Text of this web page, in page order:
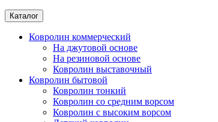
Каталог
Ковролин коммерческий
На джутовой основе
На резиновой основе
Ковролин выставочный
Ковролин бытовой
Ковролин тонкий
Ковролин со средним ворсом
Ковролин с высоким ворсом